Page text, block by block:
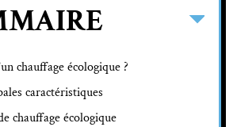
chauffage écologique ?
caractéristiques
chauffage écologique